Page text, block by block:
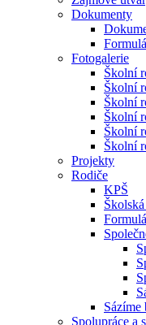
Dokumenty
Fotogalerie
Školní
Školní
Školní
Školní
Školní
Školní
Projekty
Rodiče
KPŠ
Sázíme
Spolupráce a